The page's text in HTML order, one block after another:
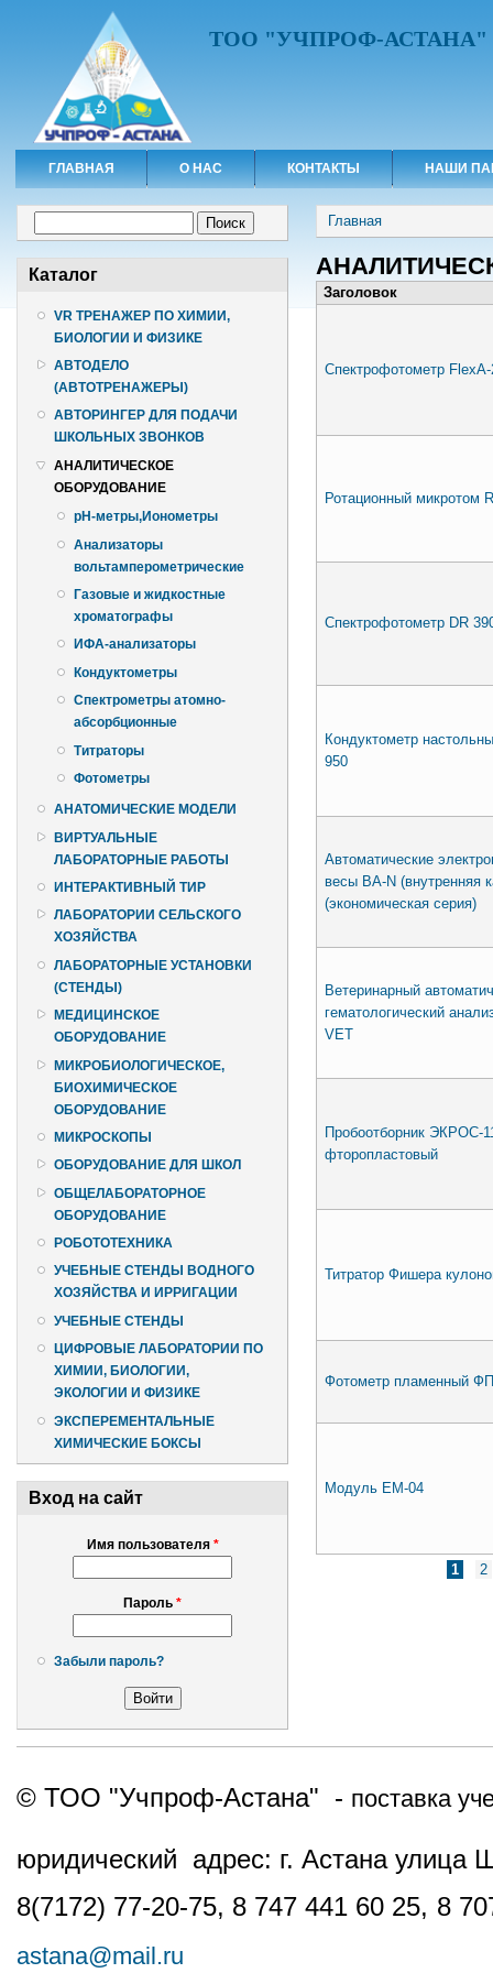
ТОО "УЧПРОФ-АСТАНА"
ГЛАВНАЯ О НАС КОНТАКТЫ НАШИ
Каталог
VR ТРЕНАЖЕР ПО ХИМИИ,
БИОЛОГИИ И ФИЗИКЕ
АВТОДЕЛО
(АВТОТРЕНАЖЕРЫ)
АВТОРИНГЕР ДЛЯ ПОДАЧИ
ШКОЛЬНЫХ ЗВОНКОВ
АНАЛИТИЧЕСКОЕ
ОБОРУДОВАНИЕ
pH-метры,Ионометры
Анализаторы
вольтамперометрические
Газовые и жидкостные
хроматографы
ИФА-анализаторы
Кондуктометры
Спектрометры атомно-
абсорбционные
Титраторы
Фотометры
АНАТОМИЧЕСКИЕ МОДЕЛИ
ВИРТУАЛЬНЫЕ
ЛАБОРАТОРНЫЕ РАБОТЫ
ИНТЕРАКТИВНЫЙ ТИР
ЛАБОРАТОРИИ СЕЛЬСКОГО
ХОЗЯЙСТВА
ЛАБОРАТОРНЫЕ УСТАНОВКИ
(СТЕНДЫ)
МЕДИЦИНСКОЕ
ОБОРУДОВАНИЕ
МИКРОБИОЛОГИЧЕСКОЕ,
БИОХИМИЧЕСКОЕ
ОБОРУДОВАНИЕ
МИКРОСКОПЫ
ОБОРУДОВАНИЕ ДЛЯ ШКОЛ
ОБЩЕЛАБОРАТОРНОЕ
ОБОРУДОВАНИЕ
РОБОТОТЕХНИКА
УЧЕБНЫЕ СТЕНДЫ ВОДНОГО
ХОЗЯЙСТВА И ИРРИГАЦИИ
УЧЕБНЫЕ СТЕНДЫ
ЦИФРОВЫЕ ЛАБОРАТОРИИ ПО
ХИМИИ, БИОЛОГИИ,
ЭКОЛОГИИ И ФИЗИКЕ
ЭКСПЕРЕМЕНТАЛЬНЫЕ
ХИМИЧЕСКИЕ БОКСЫ
Вход на сайт
Имя пользователя *
Пароль *
Забыли пароль?
Вы здесь
Главная
Заголовок
Спектрофотометр FlexA-
Ротационный микротом
Спектрофотометр DR
Кондуктометр
950
Автоматические
весы BA-N (внутренняя
(экономическая серия)
Ветеринарный
гематологический
VET
Пробоотборник ЭКРОС-
фторопластовый
Титратор Фишера
Фотометр пламенный
Модуль ЕМ-04
1 2
© ТОО "Учпроф-Астана" - поставка
юридический адрес: г. Астана
8(7172) 77-20-75, 8 747 441 60 25, 8
astana@mail.ru